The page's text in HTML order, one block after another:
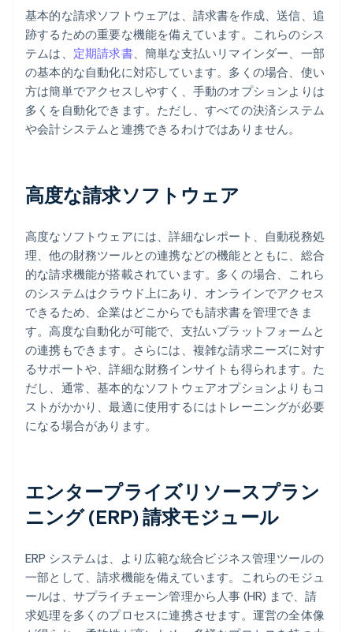
基本的な請求ソフトウェアは、請求書を作成、送信、追
跡するための重要な機能を備えています。これらのシス
テムは、 定期請求書、簡単な支払いリマインダー、一部
の基本的な自動化に対応しています。多くの場合、使い
方は簡単でアクセスしやすく、手動のオプションよりは
多くを自動化できます。ただし、すべての決済システム
や会計システムと連携できるわけではありません。
高度な請求ソフトウェア
高度なソフトウェアには、詳細なレポート、自動税務処
理、他の財務ツールとの連携などの機能とともに、総合
的な請求機能が搭載されています。多くの場合、これら
のシステムはクラウド上にあり、オンラインでアクセス
できるため、企業はどこからでも請求書を管理できま
す。高度な自動化が可能で、支払いプラットフォームと
の連携もできます。さらには、複雑な請求ニーズに対す
るサポートや、詳細な財務インサイトも得られます。た
だし、通常、基本的なソフトウェアオプションよりもコ
ストがかかり、最適に使用するにはトレーニングが必要
になる場合があります。
エンタープライズリソースプラン
ニング (ERP) 請求モジュール
ERP システムは、より広範な統合ビジネス管理ツールの
一部として、請求機能を備えています。これらのモジュ
ールは、サプライチェーン管理から人事 (HR) まで、請
求処理を多くのプロセスに連携させます。運営の全体像